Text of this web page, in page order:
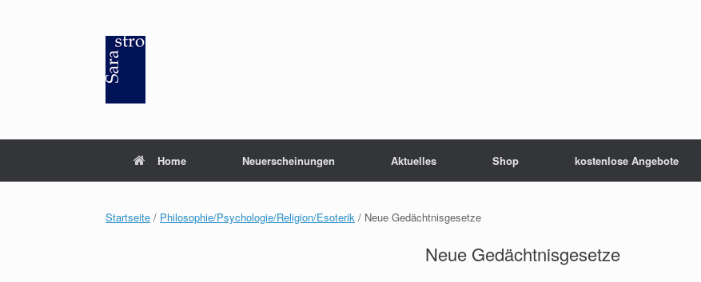
Home Neuerscheinungen Aktuelles Shop kostenlose Angebote
Startseite / Philosophie/Psychologie/Religion/Esoterik / Neue Gedächtnisgesetze
Neue Gedächtnisgesetze